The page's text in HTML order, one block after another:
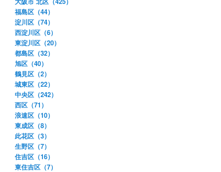
福島区（44）
淀川区（74）
西淀川区（6）
東淀川区（20）
都島区（32）
旭区（40）
鶴見区（2）
城東区（22）
中央区（242）
西区（71）
浪速区（10）
東成区（8）
此花区（3）
生野区（7）
住吉区（16）
東住吉区（7）